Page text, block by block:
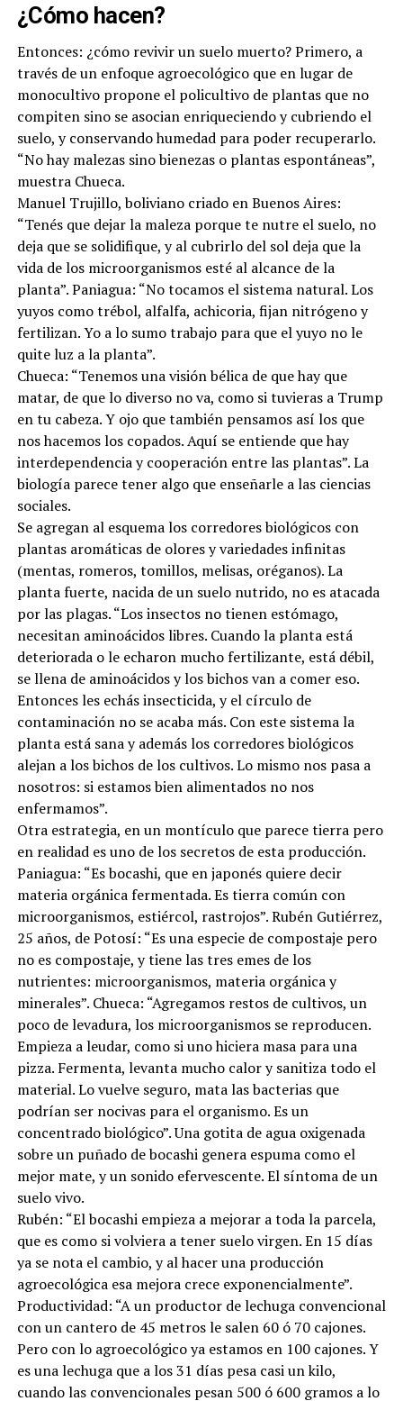
¿Cómo hacen?
Entonces: ¿cómo revivir un suelo muerto? Primero, a
través de un enfoque agroecológico que en lugar de
monocultivo propone el policultivo de plantas que no
compiten sino se asocian enriqueciendo y cubriendo el
suelo, y conservando humedad para poder recuperarlo.
“No hay malezas sino bienezas o plantas espontáneas”,
muestra Chueca.
Manuel Trujillo, boliviano criado en Buenos Aires:
“Tenés que dejar la maleza porque te nutre el suelo, no
deja que se solidifique, y al cubrirlo del sol deja que la
vida de los microorganismos esté al alcance de la
planta”. Paniagua: “No tocamos el sistema natural. Los
yuyos como trébol, alfalfa, achicoria, fijan nitrógeno y
fertilizan. Yo a lo sumo trabajo para que el yuyo no le
quite luz a la planta”.
Chueca: “Tenemos una visión bélica de que hay que
matar, de que lo diverso no va, como si tuvieras a Trump
en tu cabeza. Y ojo que también pensamos así los que
nos hacemos los copados. Aquí se entiende que hay
interdependencia y cooperación entre las plantas”. La
biología parece tener algo que enseñarle a las ciencias
sociales.
Se agregan al esquema los corredores biológicos con
plantas aromáticas de olores y variedades infinitas
(mentas, romeros, tomillos, melisas, oréganos). La
planta fuerte, nacida de un suelo nutrido, no es atacada
por las plagas. “Los insectos no tienen estómago,
necesitan aminoácidos libres. Cuando la planta está
deteriorada o le echaron mucho fertilizante, está débil,
se llena de aminoácidos y los bichos van a comer eso.
Entonces les echás insecticida, y el círculo de
contaminación no se acaba más. Con este sistema la
planta está sana y además los corredores biológicos
alejan a los bichos de los cultivos. Lo mismo nos pasa a
nosotros: si estamos bien alimentados no nos
enfermamos”.
Otra estrategia, en un montículo que parece tierra pero
en realidad es uno de los secretos de esta producción.
Paniagua: “Es bocashi, que en japonés quiere decir
materia orgánica fermentada. Es tierra común con
microorganismos, estiércol, rastrojos”. Rubén Gutiérrez,
25 años, de Potosí: “Es una especie de compostaje pero
no es compostaje, y tiene las tres emes de los
nutrientes: microorganismos, materia orgánica y
minerales”. Chueca: “Agregamos restos de cultivos, un
poco de levadura, los microorganismos se reproducen.
Empieza a leudar, como si uno hiciera masa para una
pizza. Fermenta, levanta mucho calor y sanitiza todo el
material. Lo vuelve seguro, mata las bacterias que
podrían ser nocivas para el organismo. Es un
concentrado biológico”. Una gotita de agua oxigenada
sobre un puñado de bocashi genera espuma como el
mejor mate, y un sonido efervescente. El síntoma de un
suelo vivo.
Rubén: “El bocashi empieza a mejorar a toda la parcela,
que es como si volviera a tener suelo virgen. En 15 días
ya se nota el cambio, y al hacer una producción
agroecológica esa mejora crece exponencialmente”.
Productividad: “A un productor de lechuga convencional
con un cantero de 45 metros le salen 60 ó 70 cajones.
Pero con lo agroecológico ya estamos en 100 cajones. Y
es una lechuga que a los 31 días pesa casi un kilo,
cuando las convencionales pesan 500 ó 600 gramos a lo